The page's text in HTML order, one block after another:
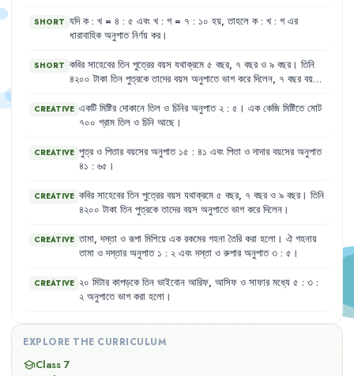
SHORT যদি ক : খ = ৪ : ৫ এবং খ : গ = ৭ : ১০ হয়, তাহলে ক : খ : গ এর
ধারাবাহিক অনুপাত নির্ণয় কর ।
SHORT কবির সাহেবের তিন পুত্রের বয়স যথাক্রমে ৫ বছর, ৭ বছর ও ৯ বছর । তিনি
৪২০০ টাকা তিন পুত্রকে তাদের বয়স অনুপাতে ভাগ করে দিলেন, ৭ বছর বয়সী
CREATIVE একটি মিষ্টির দোকানে তিল ও চিনির অনুপাত ২ : ৫ । এক কেজি মিষ্টিতে মোট
৭০০ গ্রাম তিল ও চিনি আছে ।
CREATIVE পুত্র ও পিতার বয়সের অনুপাত ১৫ : ৪১ এবং পিতা ও দাদার বয়সের অনুপাত
৪১ : ৬৫ ।
CREATIVE কবির সাহেবের তিন পুত্রের বয়স যথাক্রমে ৫ বছর, ৭ বছর ও ৯ বছর । তিনি
৪২০০ টাকা তিন পুত্রকে তাদের বয়স অনুপাতে ভাগ করে দিলেন ।
CREATIVE তামা, দস্তা ও রূপা মিশিয়ে এক রকমের গহনা তৈরি করা হলো । ঐ গহনায়
তামা ও দস্তার অনুপাত ১ : ২ এবং দস্তা ও রুপার অনুপাত ৩ : ৫ ।
CREATIVE ২০ মিটার কাপড়কে তিন ভাইবোন আরিফ, আসিফ ও সাফার মধ্যে ৫ : ৩ :
২ অনুপাতে ভাগ করা হলো ।
EXPLORE THE CURRICULUM
schoolClass 7